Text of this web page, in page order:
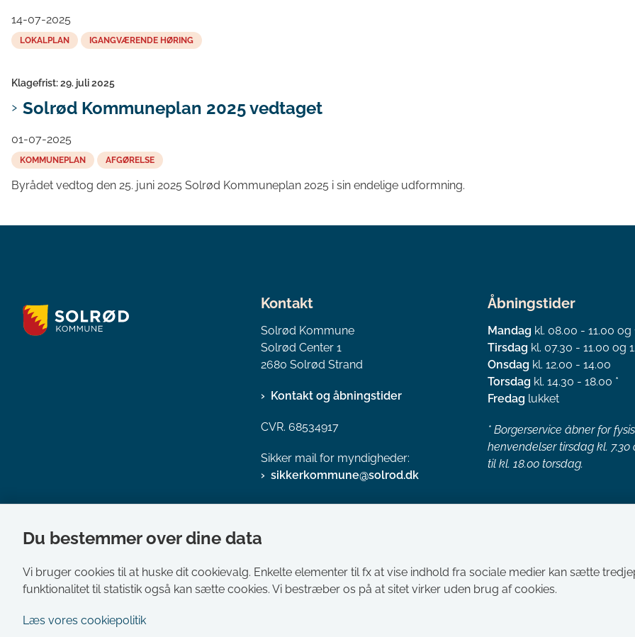
14-07-2025
LOKALPLAN IGANGVÆRENDE HØRING
Klagefrist: 29. juli 2025
Solrød Kommuneplan 2025 vedtaget
01-07-2025
KOMMUNEPLAN AFGØRELSE
Byrådet vedtog den 25. juni 2025 Solrød Kommuneplan 2025 i sin endelige udformning.
Kontakt
Solrød Kommune
Solrød Center 1
2680 Solrød Strand
Kontakt og åbningstider
CVR. 68534917
Sikker mail for myndigheder:
sikkerkommune@solrod.dk
Åbningstider
Mandag kl. 08.00 - 11.00 og
Tirsdag kl. 07.30 - 11.00 og
Onsdag kl. 12.00 - 14.00
Torsdag kl. 14.30 - 18.00 *
Fredag lukket
* Borgerservice åbner for
henvendelser tirsdag kl.
til kl. 18.00 torsdag.
Du bestemmer over dine data
Vi bruger cookies til at huske dit cookievalg. Enkelte elementer til fx at vise indhold fra sociale medier kan sætte
funktionalitet til statistik også kan sætte cookies. Vi bestræber os på at sitet virker uden brug af cookies.
Læs vores cookiepolitik